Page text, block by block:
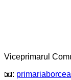
Viceprimarul
📧: